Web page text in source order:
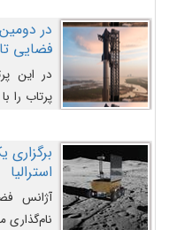
در
فضایی تاریخ (27 مهر‌)
در این
پرتاب
را
مکانیزم
برگزاری
استرالیا
آژانس
نام‌گذاری